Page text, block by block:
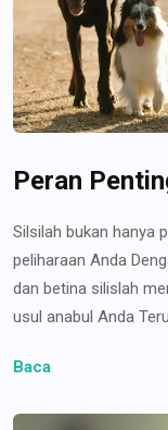
Peran
Silsilah bukan hanya
peliharaan Anda
dan betina silislah
usul anabul Anda
Baca